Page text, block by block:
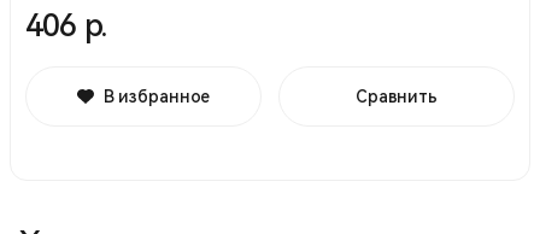
406 р.
В избранное Сравнить